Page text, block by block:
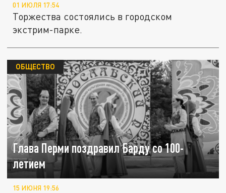
01 ИЮЛЯ 17:54
Торжества состоялись в городском
экстрим-парке.
Глава Перми поздравил Барду со 100-
летием
ОБЩЕСТВО
15 ИЮНЯ 19:56